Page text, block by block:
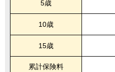
5歳
10歳
15歳
累計保険料